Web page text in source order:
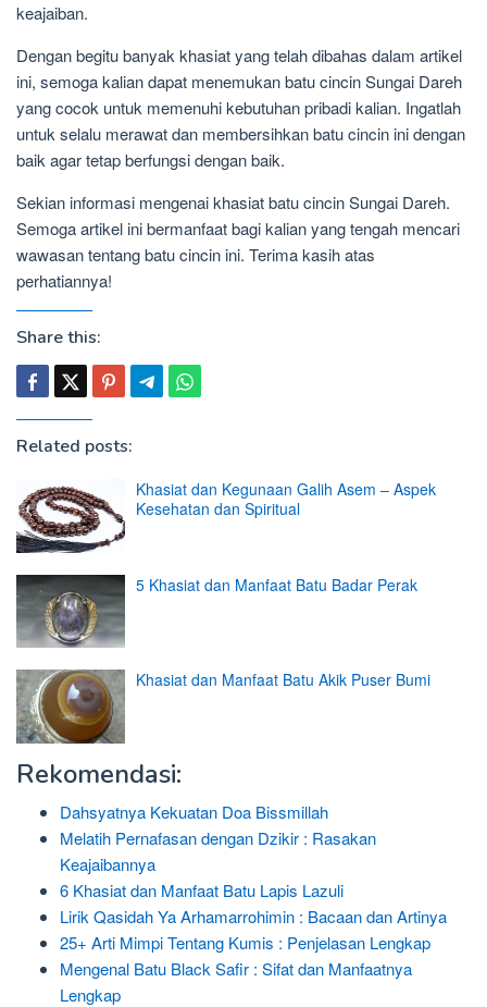
keajaiban.
Dengan begitu banyak khasiat yang telah dibahas dalam artikel
ini, semoga kalian dapat menemukan batu cincin Sungai Dareh
yang cocok untuk memenuhi kebutuhan pribadi kalian. Ingatlah
untuk selalu merawat dan membersihkan batu cincin ini dengan
baik agar tetap berfungsi dengan baik.
Sekian informasi mengenai khasiat batu cincin Sungai Dareh.
Semoga artikel ini bermanfaat bagi kalian yang tengah mencari
wawasan tentang batu cincin ini. Terima kasih atas
perhatiannya!
Share this:
Related posts:
Khasiat dan Kegunaan Galih Asem – Aspek
Kesehatan dan Spiritual
5 Khasiat dan Manfaat Batu Badar Perak
Khasiat dan Manfaat Batu Akik Puser Bumi
Rekomendasi:
Dahsyatnya Kekuatan Doa Bissmillah
Melatih Pernafasan dengan Dzikir : Rasakan
Keajaibannya
6 Khasiat dan Manfaat Batu Lapis Lazuli
Lirik Qasidah Ya Arhamarrohimin : Bacaan dan Artinya
25+ Arti Mimpi Tentang Kumis : Penjelasan Lengkap
Mengenal Batu Black Safir : Sifat dan Manfaatnya
Lengkap